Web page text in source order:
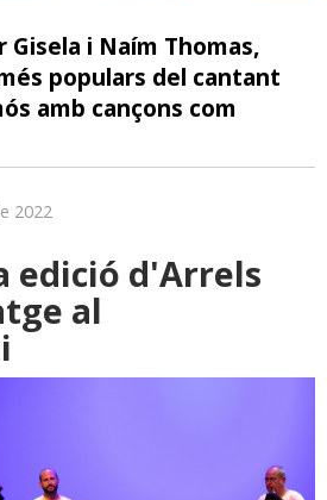
i Naím Thomas,
populars del cantant
amb cançons com
2022
edició d'Arrels
al